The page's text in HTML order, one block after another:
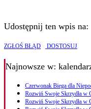
Udostępnij ten wpis na:
ZGŁOŚ BŁĄD DOSTOSUJ
Najnowsze w:
Czerwonak Biega dla
Rozwiń Swoje Skrzydła w
Rozwiń Swoje Skrzydła w